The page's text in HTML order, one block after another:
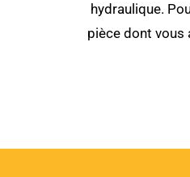
hydraulique.
pièce dont vous